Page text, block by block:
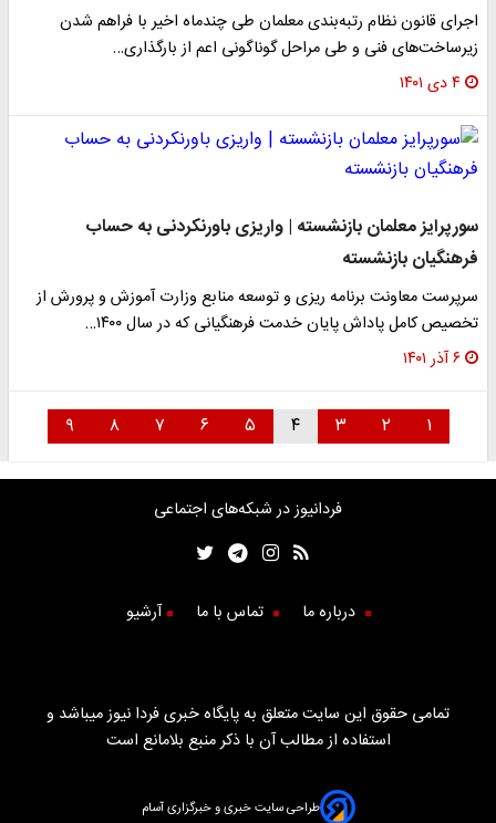
اجرای قانون نظام رتبه‌بندی معلمان طی چندماه اخیر با فراهم شدن
زیرساخت‌های فنی و طی مراحل گوناگونی اعم از بارگذاری…
۴ دی ۱۴۰۱
سورپرایز معلمان بازنشسته | واریزی باورنکردنی به حساب
فرهنگیان بازنشسته
سرپرست معاونت برنامه ریزی و توسعه منابع وزارت آموزش و پرورش از
تخصیص کامل پاداش پایان خدمت فرهنگیانی که در سال ۱۴۰۰…
۶ آذر ۱۴۰۱
۱ ۲ ۳ ۴ ۵ ۶ ۷ ۸ ۹
فردانیوز در شبکه‌های اجتماعی
درباره ما تماس با ما آرشیو
تمامی حقوق این سایت متعلق به پایگاه خبری فردا نیوز میباشد و
استفاده از مطالب آن با ذکر منبع بلامانع است
طراحی سایت خبری و خبرگزاری آسام